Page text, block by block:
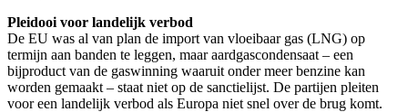
Pleidooi voor landelijk verbod
De EU was al van plan de import van vloeibaar gas (LNG) op
termijn aan banden te leggen, maar aardgascondensaat – een
bijproduct van de gaswinning waaruit onder meer benzine kan
worden gemaakt – staat niet op de sanctielijst. De partijen pleiten
voor een landelijk verbod als Europa niet snel over de brug komt.